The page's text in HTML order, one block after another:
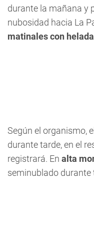
durante la mañana y
nubosidad hacia La
matinales con
Según el organismo, el
durante tarde, en el
registrará. En alta
seminublado durante